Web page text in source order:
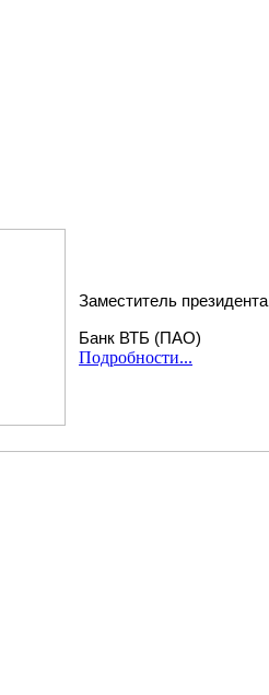
Заместитель президента
Банк ВТБ (ПАО)
Подробности...